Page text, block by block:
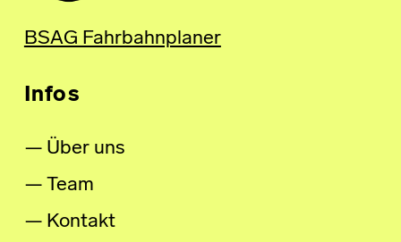
BSAG Fahrbahnplaner
Infos
Über uns
Team
Kontakt